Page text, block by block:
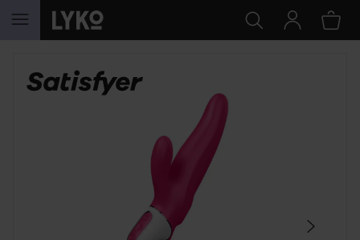
HOPPA TILL INNEHÅLLET
HOPPA ÖVER SEKTIONEN